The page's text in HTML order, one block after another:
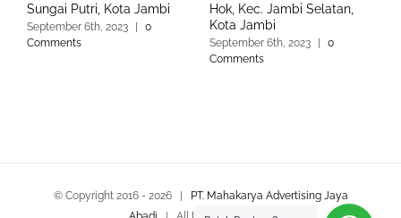
Sungai Putri, Kota Jambi
September 6th, 2023 |
0
Comments
Hok, Kec. Jambi Selatan,
Kota Jambi
September 6th, 2023 |
0
Comments
© Copyright 2016 - 2026 |
PT. Mahakarya Advertising Jaya